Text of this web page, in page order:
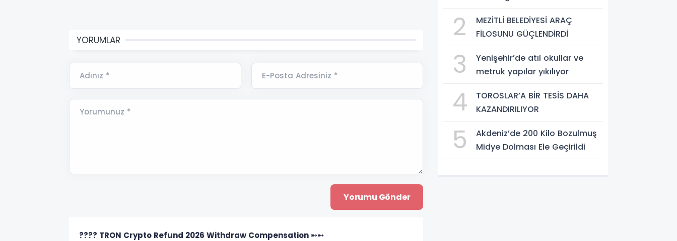
YORUMLAR
Adınız * E-Posta Adresiniz *
Yorumunuz *
???? TRON Crypto Refund 2026 Withdraw Compensation ➸➸
2
MEZİTLİ BELEDİYESİ ARAÇ
FİLOSUNU GÜÇLENDİRDİ
3
Yenişehir’de atıl okullar ve
metruk yapılar yıkılıyor
4
TOROSLAR’A BİR TESİS DAHA
KAZANDIRILIYOR
5
Akdeniz’de 200 Kilo Bozulmuş
Midye Dolması Ele Geçirildi